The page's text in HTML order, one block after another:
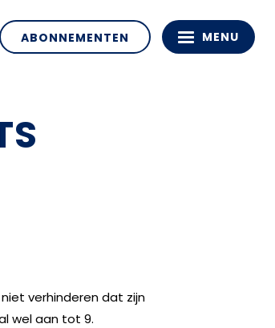
ABONNEMENTEN MENU
verhinderen dat zijn
wel aan tot 9.